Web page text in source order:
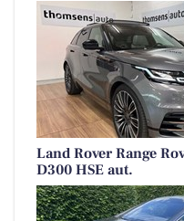
Land Rover Range
D300 HSE aut.